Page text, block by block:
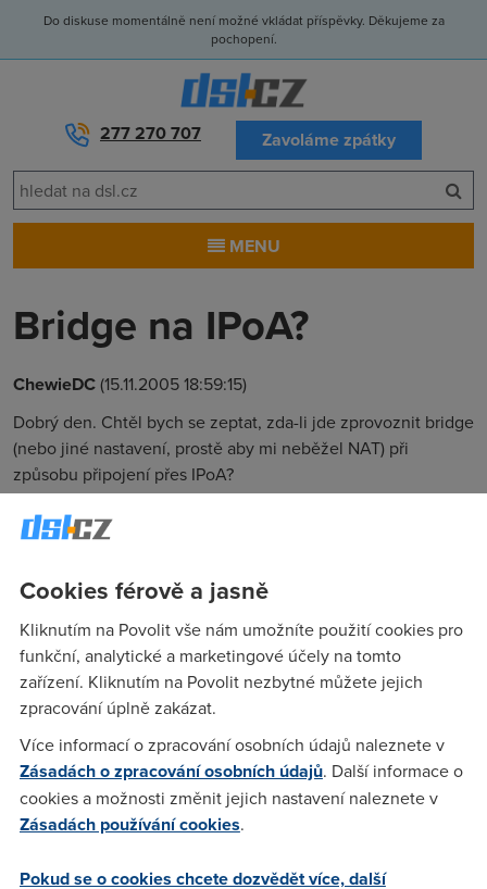
Do diskuse momentálně není možné vkládat příspěvky. Děkujeme za
pochopení.
277 270 707 Zavoláme zpátky
MENU
Bridge na IPoA?
ChewieDC(15.11.2005 18:59:15)
Dobrý den. Chtěl bych se zeptat, zda-li jde zprovoznit bridge
(nebo jiné nastavení, prostě aby mi neběžel NAT) při
způsobu připojení přes IPoA?
Jde. IPoA RFC1483 jde jak routed, tak bridged. Jak, to už
záleží na konkrétním modemu.
ChewieDC(16.11.2005 12:02:43)
ChewieDC (16.11.2005 12:17:39)
Takhle to mám nastavené teď.
Cookies férově a jasně
Kliknutím na Povolit vše nám umožníte použití cookies pro
funkční, analytické a marketingové účely na tomto
zařízení. Kliknutím na Povolit nezbytné můžete jejich
zpracování úplně zakázat.
Více informací o zpracování osobních údajů naleznete v
Zásadách o zpracování osobních údajů. Další informace o
cookies a možnosti změnit jejich nastavení naleznete v
Zásadách používání cookies.
Pokud se o cookies chcete dozvědět více, další